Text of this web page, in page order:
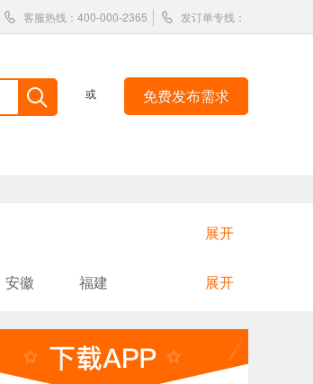
客服热线：400-000-2365 发订单专线：
免费发布需求
或
展开
安徽
福建
香港
展开